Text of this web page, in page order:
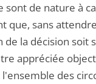
sont de nature à
que, sans
la décision soit
appréciée
des